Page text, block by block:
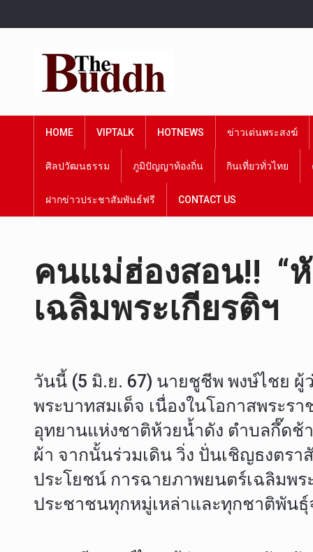
HOME VIPTALK HOTNEWS ข่าวเด่นพระสงฆ์
ศิลปวัฒนธรรม ภูมิปัญญาท้องถิ่น กินเที่ยวทั่วไทย
ฝากข่าวประชาสัมพันธ์ฟรี CONTACT US
คนแม่ฮ่องสอน!! “หั
เฉลิมพระเกียรติฯ
วันนี้ (5 มิ.ย. 67) นายชูชีพ พงษ์ไชย ผู้
พระบาทสมเด็จ เนื่องในโอกาสพระ
อุทยานแห่งชาติห้วยน้ำดัง ตําบลกึ๊ดช้
ผ้า จากนั้นร่วมเดิน วิ่ง ปั่นเชิญธงตร
ประโยชน์ การฉายภาพยนตร์เฉลิมพ
ประชาชนทุกหมู่เหล่าและทุกชาติพัน